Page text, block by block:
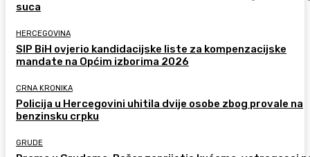
suca
HERCEGOVINA
SIP BiH ovjerio kandidacijske liste za kompenzacijske
mandate na Općim izborima 2026
CRNA KRONIKA
Policija u Hercegovini uhitila dvije osobe zbog provale na
benzinsku crpku
GRUDE